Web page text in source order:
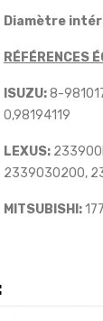
Diamètre
RÉFÉRENCES
ISUZU:8-
0,98194119
LEXUS:
2339030200,
MITSUBISHI: